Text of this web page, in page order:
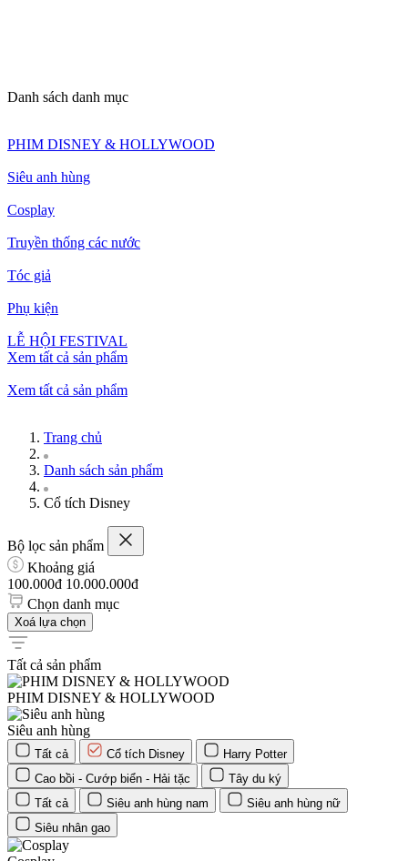
Danh sách danh mục
PHIM DISNEY & HOLLYWOOD
Siêu anh hùng
Cosplay
Truyền thống các nước
Tóc giả
Phụ kiện
LỄ HỘI FESTIVAL
Xem tất cả sản phẩm
Xem tất cả sản phẩm
Trang chủ
Danh sách sản phẩm
Cổ tích Disney
Bộ lọc sản phẩm
Khoảng giá
100.000đ 10.000.000đ
Chọn danh mục
Xoá lựa chọn
Tất cả sản phẩm
PHIM DISNEY & HOLLYWOOD
Siêu anh hùng
Tất cả Cổ tích Disney
Harry Potter
Cao bồi - Cướp biển - Hải tặc
Tây du ký
Tất cả
Siêu anh hùng nam
Siêu anh hùng nữ
Siêu nhân gao